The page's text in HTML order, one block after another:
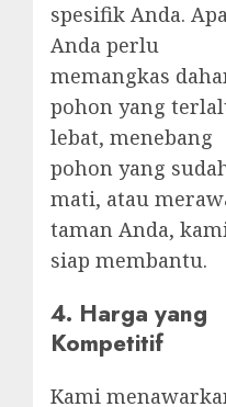
spesifik Anda.
Anda perlu
memangkas
pohon yang
lebat, menebang
pohon yang
mati, atau
taman Anda,
siap membantu.
4. Harga yang
Kompetitif
Kami